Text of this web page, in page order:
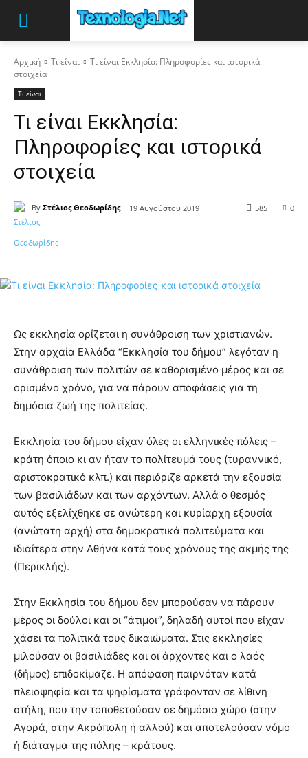
Αρχική Τι είναι
Τι είναι Εκκλησία: Πληροφορίες και ιστορικά
στοιχεία
Τι είναι
Τι είναι Εκκλησία:
Πληροφορίες και ιστορικά
στοιχεία
By Στέλιος Θεοδωρίδης 19 Αυγούστου 2019 0
585
Ως εκκλησία ορίζεται η συνάθροιση των χριστιανών.
Στην αρχαία Ελλάδα “Εκκλησία του δήμου” λεγόταν η
συνάθροιση των πολιτών σε καθορισμένο μέρος και σε
ορισμένο χρόνο, για να πάρουν αποφάσεις για τη
δημόσια ζωή της πολιτείας.
Εκκλησία του δήμου είχαν όλες οι ελληνικές πόλεις –
κράτη όποιο κι αν ήταν το πολίτευμά τους (τυραννικό,
αριστοκρατικό κλπ.) και περιόριζε αρκετά την εξουσία
των βασιλιάδων και των αρχόντων. Αλλά ο θεσμός
αυτός εξελίχθηκε σε ανώτερη και κυρίαρχη εξουσία
(ανώτατη αρχή) στα δημοκρατικά πολιτεύματα και
ιδιαίτερα στην Αθήνα κατά τους χρόνους της ακμής της
(Περικλής).
Στην Εκκλησία του δήμου δεν μπορούσαν να πάρουν
μέρος οι δούλοι και οι “άτιμοι”, δηλαδή αυτοί που είχαν
χάσει τα πολιτικά τους δικαιώματα. Στις εκκλησίες
μιλούσαν οι βασιλιάδες και οι άρχοντες και ο λαός
(δήμος) επιδοκίμαζε. Η απόφαση παιρνόταν κατά
πλειοψηφία και τα ψηφίσματα γράφονταν σε λίθινη
στήλη, που την τοποθετούσαν σε δημόσιο χώρο (στην
Αγορά, στην Ακρόπολη ή αλλού) και αποτελούσαν νόμο
ή διάταγμα της πόλης – κράτους.